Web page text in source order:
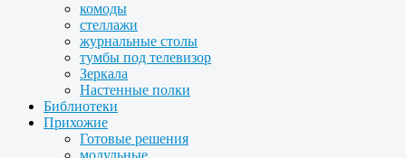
комоды
стеллажи
журнальные столы
тумбы под телевизор
Зеркала
Настенные полки
Библиотеки
Прихожие
Готовые решения
модульные